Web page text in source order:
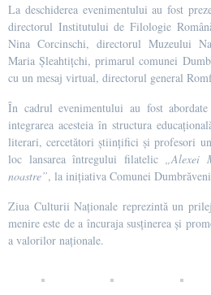
La deschiderea evenimentului au fost
directorul Institutului de Filologie
Nina Corcinschi, directorul Muzeului
Maria Șleahtițchi, primarul comunei
cu un mesaj virtual, directorul general
În cadrul evenimentului au fost
integrarea acesteia în structura
literari, cercetători științifici și profesori
loc lansarea întregului filatelic „Alexei
noastre”, la inițiativa Comunei
Ziua Culturii Naționale reprezintă un
menire este de a încuraja susținerea și
a valorilor naționale.